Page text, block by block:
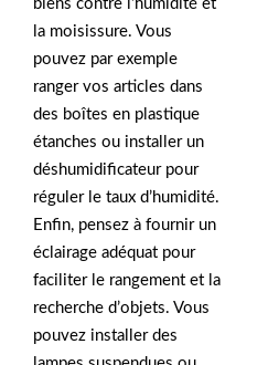
biens contre l’humidité et
la moisissure. Vous
pouvez par exemple
ranger vos articles dans
des boîtes en plastique
étanches ou installer un
déshumidificateur pour
réguler le taux d’humidité.
Enfin, pensez à fournir un
éclairage adéquat pour
faciliter le rangement et la
recherche d’objets. Vous
pouvez installer des